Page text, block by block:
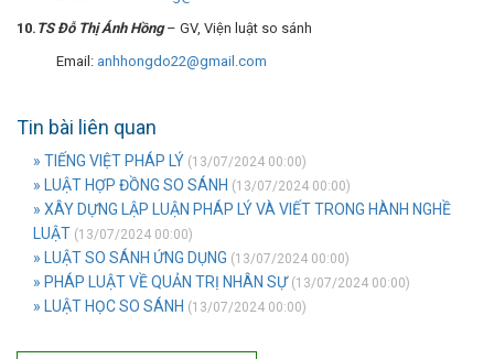
10. TS Đỗ Thị Ánh Hồng– GV, Viện luật so sánh
Email: anhhongdo22@gmail.com
Tin bài liên quan
» TIẾNG VIỆT PHÁP LÝ (13/07/2024 00:00)
» LUẬT HỢP ĐỒNG SO SÁNH (13/07/2024 00:00)
» XÂY DỰNG LẬP LUẬN PHÁP LÝ VÀ VIẾT TRONG HÀNH NGHỀ
LUẬT (13/07/2024 00:00)
» LUẬT SO SÁNH ỨNG DỤNG (13/07/2024 00:00)
» PHÁP LUẬT VỀ QUẢN TRỊ NHÂN SỰ (13/07/2024 00:00)
» LUẬT HỌC SO SÁNH (13/07/2024 00:00)